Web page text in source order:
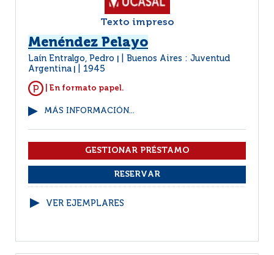
Texto impreso
Menéndez Pelayo
Laín Entralgo, Pedro
Buenos Aires : Juventud
Argentina
1945
| En formato papel.
MÁS INFORMACIÓN...
VER EJEMPLARES